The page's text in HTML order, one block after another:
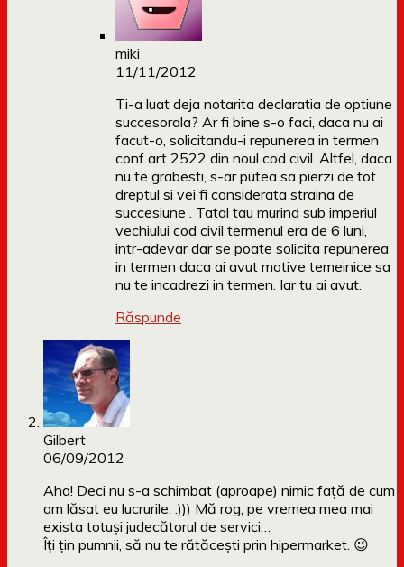
miki
11/11/2012
Ti-a luat deja notarita declaratia de optiune
succesorala? Ar fi bine s-o faci, daca nu ai
facut-o, solicitandu-i repunerea in termen
conf art 2522 din noul cod civil. Altfel, daca
nu te grabesti, s-ar putea sa pierzi de tot
dreptul si vei fi considerata straina de
succesiune . Tatal tau murind sub imperiul
vechiului cod civil termenul era de 6 luni,
intr-adevar dar se poate solicita repunerea
in termen daca ai avut motive temeinice sa
nu te incadrezi in termen. Iar tu ai avut.
Răspunde
Gilbert
06/09/2012
Aha! Deci nu s-a schimbat (aproape) nimic faţă de cum
am lăsat eu lucrurile. :))) Mă rog, pe vremea mea mai
exista totuşi judecătorul de servici…
Îţi ţin pumnii, să nu te rătăceşti prin hipermarket. 😉